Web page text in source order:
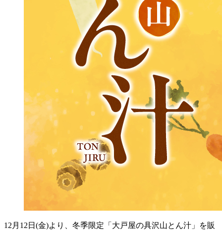
12月12日(金)より、冬季限定「大戸屋の具沢山とん汁」を販